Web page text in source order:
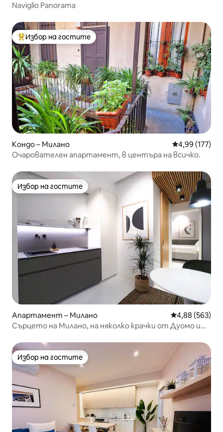
Naviglio Panorama
Най-популярен избор на гостите
Избор на гостите
Кондо – Милано Средна
4,99 (177)
Очарователен апартамент, в центъра на всичко.
Избор на гостите
Избор на гостите
Апартамент – Милано Средна
4,88 (563)
Сърцето на Милано, на няколко крачки от Дуомо и
Избор на гостите
Избор на гостите